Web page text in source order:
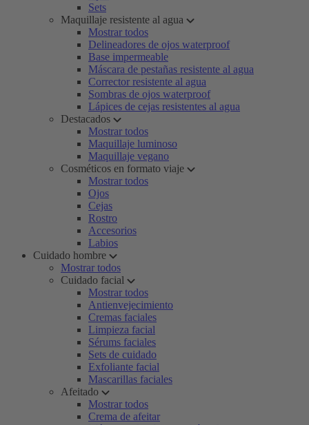
Sets
Maquillaje resistente al agua
Mostrar todos
Delineadores de ojos waterproof
Base impermeable
Máscara de pestañas resistente al agua
Corrector resistente al agua
Sombras de ojos waterproof
Lápices de cejas resistentes al agua
Destacados
Mostrar todos
Maquillaje luminoso
Maquillaje vegano
Cosméticos en formato viaje
Mostrar todos
Ojos
Cejas
Rostro
Accesorios
Labios
Cuidado hombre
Mostrar todos
Cuidado facial
Mostrar todos
Antienvejecimiento
Cremas faciales
Limpieza facial
Sérums faciales
Sets de cuidado
Exfoliante facial
Mascarillas faciales
Afeitado
Mostrar todos
Crema de afeitar